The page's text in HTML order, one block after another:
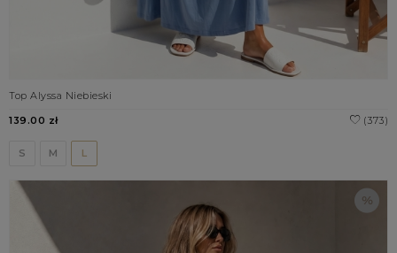
Top Alyssa Niebieski
(373)
139.00 zł
S M L